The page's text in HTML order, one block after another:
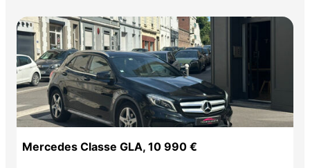
Mercedes Classe GLA, 10 990 €